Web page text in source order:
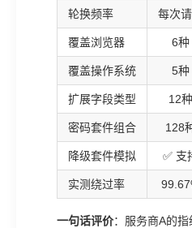
轮换频率 每次
覆盖浏览器 6种
覆盖操作系统 5种
扩展字段类型 12种
密码套件组合 128
降级套件模拟 ✅ 支
实测绕过率
一句话评价：服务商A的指